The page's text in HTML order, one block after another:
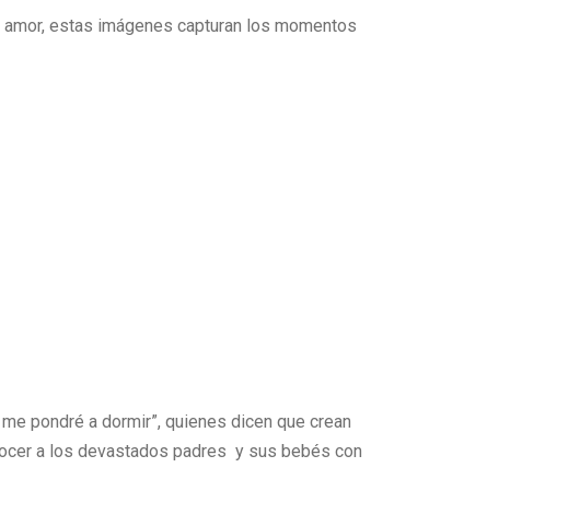
estas imágenes capturan los momentos
pondré a dormir”, quienes dicen que crean
a los devastados padres y sus bebés con